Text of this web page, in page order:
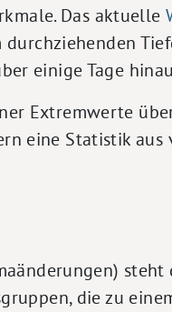
Das aktuelle
einige Tage
Extremwerte
eine Statistik aus
die zu